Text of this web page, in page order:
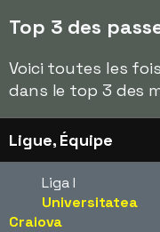
Top 3 des
Voici toutes les
dans le top 3 des
Ligue, Équipe
Liga I
Universitatea
Craiova